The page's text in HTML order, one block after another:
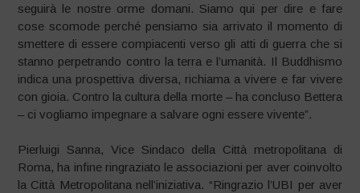
seguirà le nostre orme domani. Siamo qui per dire e fare
cose scomode perché pensiamo sia arrivato il momento di
smettere di essere compiacenti verso gli atti di guerra che si
stanno perpetrando contro la terra e l’umanità. Il Buddhismo
indica una prospettiva diversa, richiama a vivere e far vivere
con gioia. Contro la cultura della morte – ha concluso Bettera
– ci vogliamo impegnare a salvare ogni essere vivente”.
Pierluigi Sanna, Vice Sindaco della Città metropolitana di
Roma, ha infine ringraziato le associazioni per aver coinvolto
la Città Metropolitana nell’iniziativa. “Ringrazio l’UBI per aver